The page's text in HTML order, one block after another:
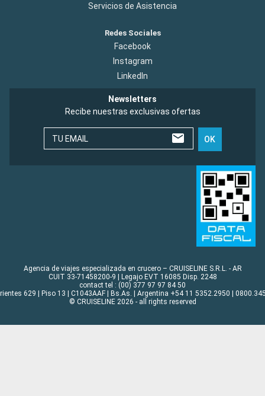
Servicios de Asistencia
Redes Sociales
Facebook
Instagram
LinkedIn
Newsletters
Recibe nuestras exclusivas ofertas
TU EMAIL OK
Agencia de viajes especializada en crucero – CRUISELINE S.R.L. - AR
CUIT 33-71458200-9 | Legajo EVT 16085 Disp. 2248
contact tel : (00) 377 97 97 84 50
629 | Piso 13 | C1043AAF | Bs.As. | Argentina +54 11 5352.2950 |
© CRUISELINE 2026 - all rights reserved